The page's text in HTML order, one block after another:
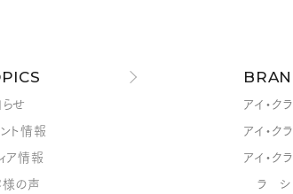
せ
ト情報
ア情報
の声
アイ・ク
アイ・ク
アイ・ク
ラ